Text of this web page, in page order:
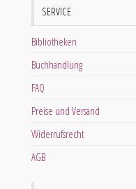
SERVICE
Bibliotheken
Buchhandlung
FAQ
Preise und Versand
Widerrufsrecht
AGB